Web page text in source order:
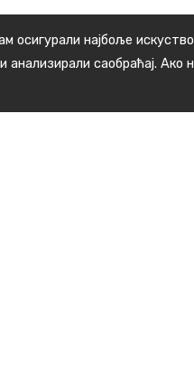
осигурали најбоље
анализирали саобраћај.